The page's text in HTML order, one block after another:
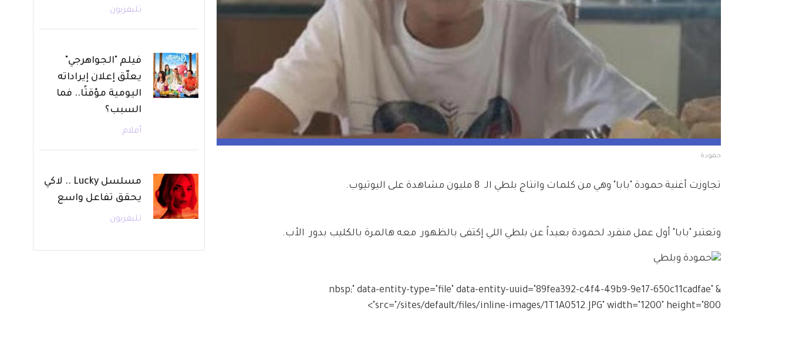
حمودة
تجاوزت أغنية حمودة "بابا" وهي من كلمات وانتاج بلطي الـ  8 مليون مشاهدة على اليوتيوب.
وتعتبر "بابا" أول عمل منفرد لحمودة بعيداً عن بلطي اللي إكتفى بالظهور  معه هالمرة بالكليب بدور  الأب.
&nbsp;" data-entity-type="file" data-entity-uuid="89fea392-c4f4-49b9-9e17-650c11cadfae"
src="/sites/default/files/inline-images/1T1A0512.JPG" width="1200" height="800">
تليفزيون
فيلم "الجواهرجي"
يعلّق إعلان إيراداته
اليومية مؤقتًا.. فما
السبب؟
أفلام
مسلسل Lucky .. لاكي
يحقق تفاعل واسع
تليفزيون